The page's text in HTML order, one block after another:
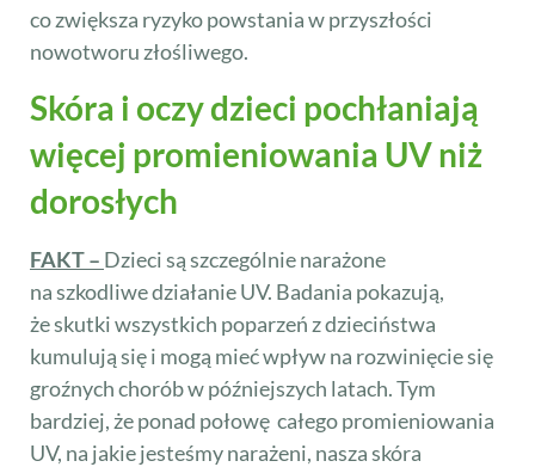
co zwiększa ryzyko powstania w przyszłości
nowotworu złośliwego.
Skóra i oczy dzieci pochłaniają
więcej promieniowania UV niż
dorosłych
FAKT – Dzieci są szczególnie narażone
na szkodliwe działanie UV. Badania pokazują,
że skutki wszystkich poparzeń z dzieciństwa
kumulują się i mogą mieć wpływ na rozwinięcie się
groźnych chorób w późniejszych latach. Tym
bardziej, że ponad połowę całego promieniowania
UV, na jakie jesteśmy narażeni, nasza skóra